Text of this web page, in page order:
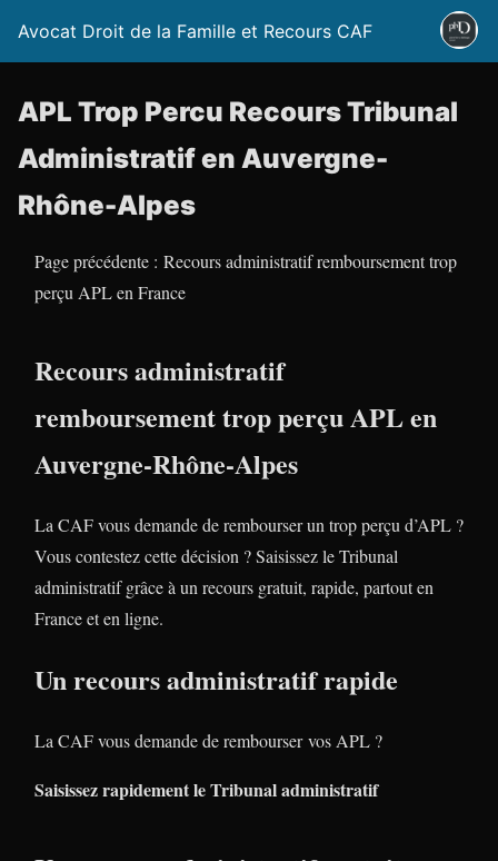
Avocat Droit de la Famille et Recours CAF
APL Trop Percu Recours Tribunal
Administratif en Auvergne-
Rhône-Alpes
Page précédente : Recours administratif remboursement trop
perçu APL en France
Recours administratif
remboursement trop perçu APL en
Auvergne-Rhône-Alpes
La CAF vous demande de rembourser un trop perçu d’APL ?
Vous contestez cette décision ? Saisissez le Tribunal
administratif grâce à un recours gratuit, rapide, partout en
France et en ligne.
Un recours administratif rapide
La CAF vous demande de rembourser vos APL ?
Saisissez rapidement le Tribunal administratif